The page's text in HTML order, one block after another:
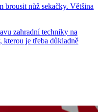
brousit nůž sekačky. Většina
zahradní techniky na
kterou je třeba důkladně